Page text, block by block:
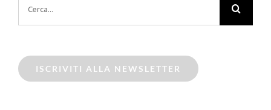
per:
ISCRIVITI ALLA NEWSLETTER